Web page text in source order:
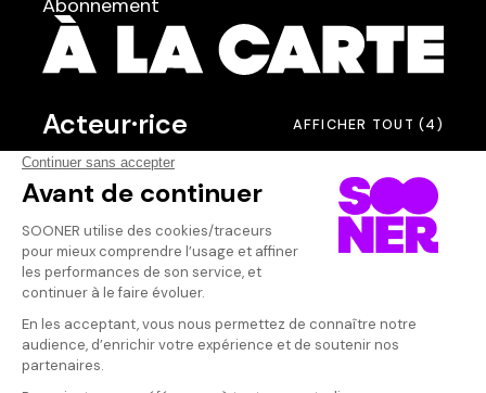
Acteur·rice AFFICHER TOUT (4)